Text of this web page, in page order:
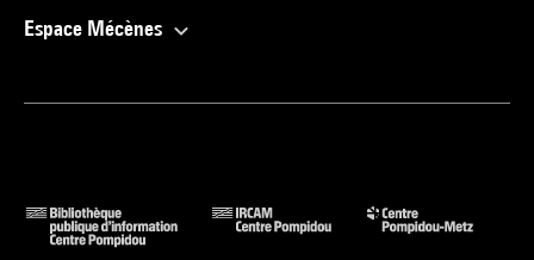
Espace Mécènes